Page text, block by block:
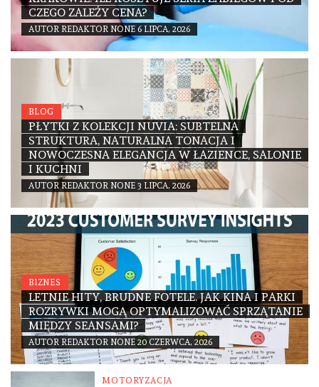
CZEGO ZALEŻY CENA?
AUTOR REDAKTOR NONE 6 LIPCA, 2026
BLOG
PŁYTKI Z KOLEKCJI NUVIA: SUBTELNA
STRUKTURA, NATURALNA TONACJA I
NOWOCZESNA ELEGANCJA W ŁAZIENCE, SALONIE
I KUCHNI
AUTOR REDAKTOR NONE 3 LIPCA, 2026
BIZNES
LETNIE HITY, BRUDNE FOTELE. JAK KINA I PARKI
ROZRYWKI MOGĄ OPTYMALIZOWAĆ SPRZĄTANIE
MIĘDZY SEANSAMI?
AUTOR REDAKTOR NONE 20 CZERWCA, 2026
MOTORYZACJA